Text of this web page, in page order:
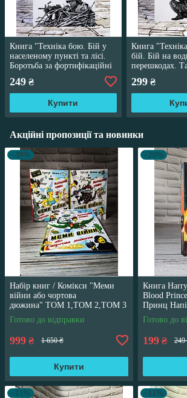
Книга "Техніка бою. Бій у
населеному пункті та лісі.
Боротьба за фортифікаційні
споруди. Том 2. Частина 1"
249 ₴
Купити
Книга
бій. Бій на
перешкодах.
Том 3"
299₴
Акційні пропозиції та новинки
–39%
Набір книг / Комікси "Меми
війни або чортова
дюжина" ТОМ 1,ТОМ 2,ТОМ 3
Трегуб Ганна
Готово до відправки
999 ₴ 1 650 ₴
Купити
–20%
Книга
Blood
Принц
Готово до
199 ₴ 249
–11% –11%